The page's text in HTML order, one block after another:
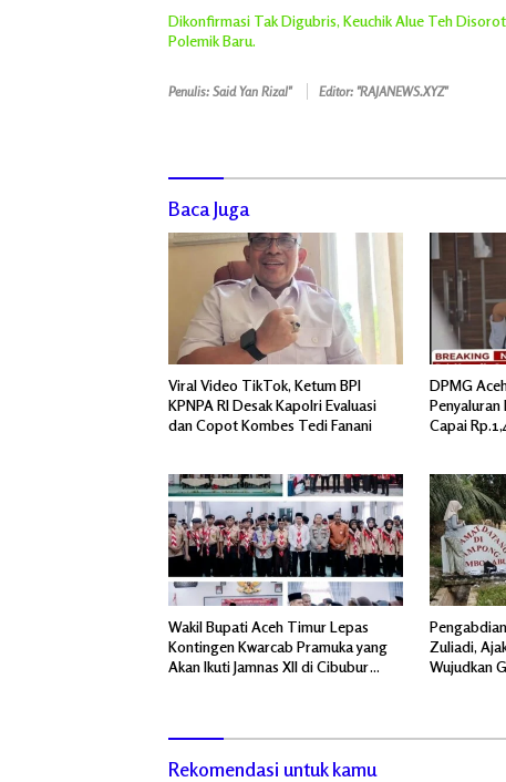
Dikonfirmasi Tak Digubris, Keuchik Alue Teh
Polemik Baru.
Penulis: Said Yan Rizal" Editor: "RAJANEWS.XYZ"
Baca Juga
Viral Video TikTok, Ketum BPI
KPNPA RI Desak Kapolri Evaluasi
dan Copot Kombes Tedi Fanani
DPMG
Penyaluran
Capai
Wakil Bupati Aceh Timur Lepas
Kontingen Kwarcab Pramuka yang
Akan Ikuti Jamnas XII di Cibubur
Zuliadi,
Wujudkan
Rekomendasi untuk kamu